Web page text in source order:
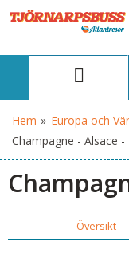
Hem » Europa och
Champagne - Alsace -
Översikt